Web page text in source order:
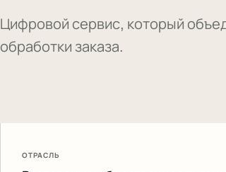
Цифровой сервис, который
обработки заказа.
ОТРАСЛЬ